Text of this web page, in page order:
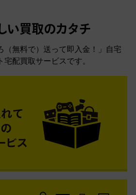
い買取のカタチ
（無料で）送って即入金！」自宅
配買取サービスです。